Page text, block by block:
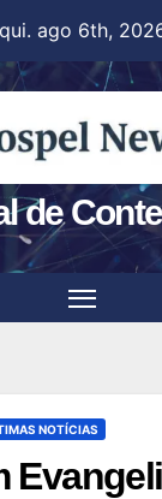
qui. ago 6th,
de
NOTÍCIAS